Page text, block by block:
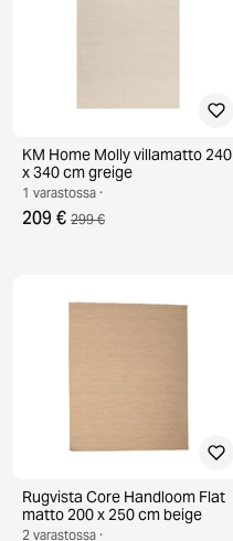
KM Home Molly villamatto 240
x 340 cm greige
1 varastossa ·
209 € 299 €
Rugvista Core Handloom Flat
matto 200 x 250 cm beige
2 varastossa ·